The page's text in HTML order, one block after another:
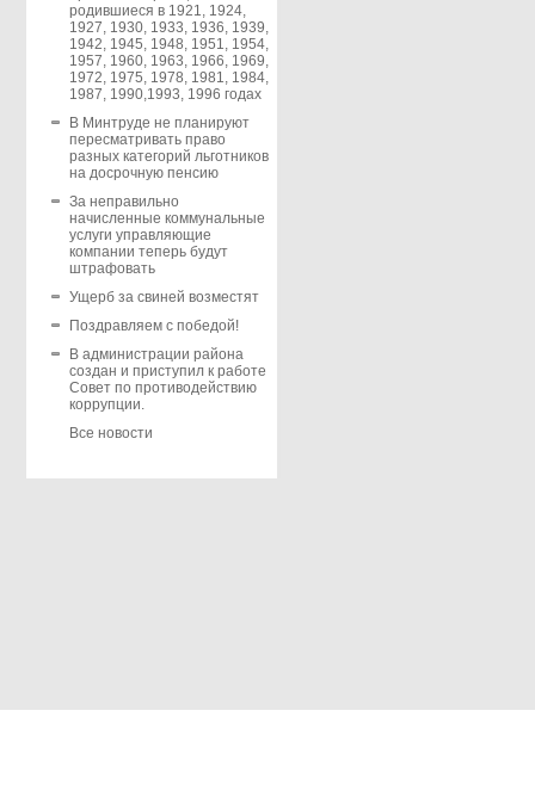
родившиеся в 1921, 1924,
1927, 1930, 1933, 1936, 1939,
1942, 1945, 1948, 1951, 1954,
1957, 1960, 1963, 1966, 1969,
1972, 1975, 1978, 1981, 1984,
1987, 1990,1993, 1996 годах
В Минтруде не планируют
пересматривать право
разных категорий льготников
на досрочную пенсию
За неправильно
начисленные коммунальные
услуги управляющие
компании теперь будут
штрафовать
Ущерб за свиней возместят
Поздравляем с победой!
В администрации района
создан и приступил к работе
Совет по противодействию
коррупции.
Все новости